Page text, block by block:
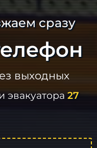
сразу
выходных
эвакуатора27